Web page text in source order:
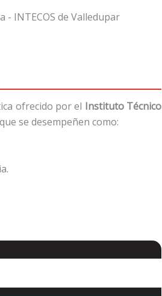
ofrecido por el Instituto Técnico
se desempeñen como: